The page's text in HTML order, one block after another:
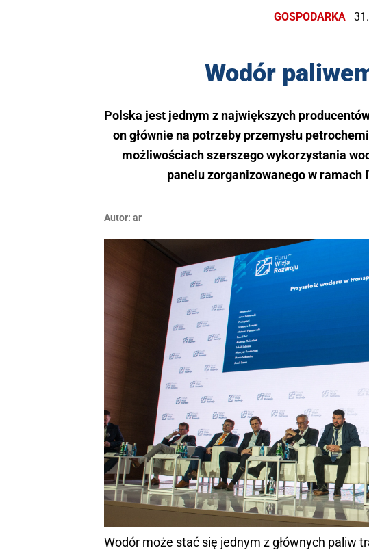
GOSPODARKA
Wodór
Polska jest jednym z największych
on głównie na potrzeby przemysłu
możliwościach szerszego wykorzystania
panelu zorganizowanego w ramach
Autor: ar
Wodór może stać się jednym z głównych paliw